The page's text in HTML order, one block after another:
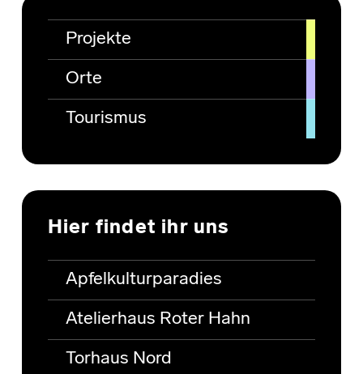
Projekte
Orte
Tourismus
Hier findet ihr uns
Apfelkulturparadies
Atelierhaus Roter Hahn
Torhaus Nord